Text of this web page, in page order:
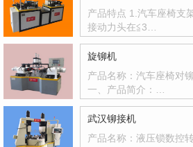
产品特点 1.汽车座椅支
接动力头在≦3…
旋铆机
产品名称：汽车座椅对
一、产品简介：…
武汉铆接机
产品名称：液压锁数控